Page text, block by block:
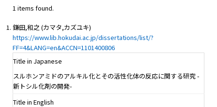
1 items found.
鎌田,和之 (カマタ,カズユキ)
https://www.lib.hokudai.ac.jp/dissertations/list/?
FF=4&LANG=en&ACCN=1101400806
Title in Japanese
スルホンアミドのアルキル化とその活性化体の反応に関する研究 -
新トシル化剤の開発-
Title in English